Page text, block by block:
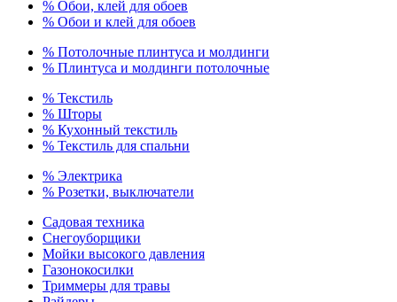
% Обои, клей для обоев
% Обои и клей для обоев
% Потолочные плинтуса и молдинги
% Плинтуса и молдинги потолочные
% Текстиль
% Шторы
% Кухонный текстиль
% Текстиль для спальни
% Электрика
% Розетки, выключатели
Садовая техника
Снегоуборщики
Мойки высокого давления
Газонокосилки
Триммеры для травы